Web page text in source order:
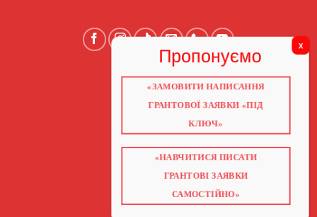
ГОЛОВНА
ГРАНТИ 2026
НАВЧАННЯ
КНИГИ
ВІДЕО ПРО ГРАНТИ
«ЗАМОВИТИ НАПИСАННЯ
ГРАНТОВОЇ ЗАЯВКИ «ПІД
КЛЮЧ»
«НАВЧИТИСЯ ПИСАТИ
ГРАНТОВІ ЗАЯВКИ
САМОСТІЙНО»